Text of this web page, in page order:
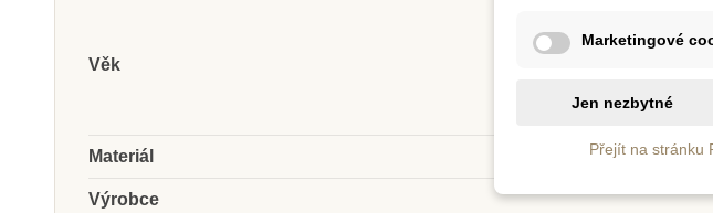
Skladem u
dodavatele
Věk
Materiál
Výrobce
Marketingové
Jen nezbytné
Přejít na stránku